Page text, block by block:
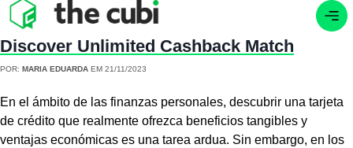
Discover Unlimited Cashback Match
POR: MARIA EDUARDA EM 21/11/2023
En el ámbito de las finanzas personales, descubrir una tarjeta
de crédito que realmente ofrezca beneficios tangibles y
ventajas económicas es una tarea ardua. Sin embargo, en los